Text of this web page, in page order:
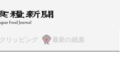
クリッピング 最新の紙面